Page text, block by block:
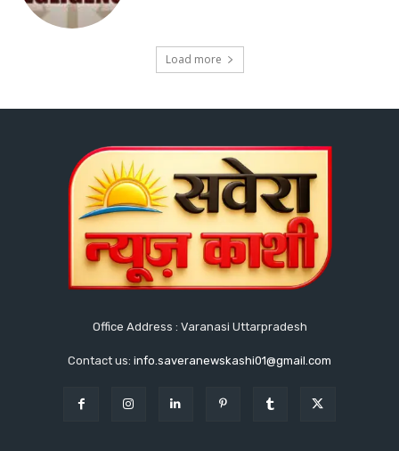
Load more
Office Address : Varanasi Uttarpradesh
Contact us: info.saveranewskashi01@gmail.com